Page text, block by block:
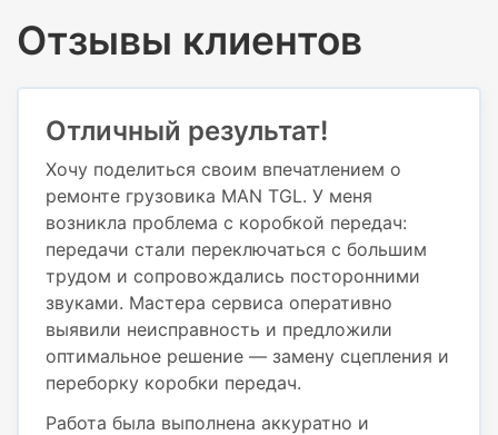
Отзывы клиентов
Отличный результат!
Хочу поделиться своим впечатлением о
ремонте грузовика MAN TGL. У меня
возникла проблема с коробкой передач:
передачи стали переключаться с большим
трудом и сопровождались посторонними
звуками. Мастера сервиса оперативно
выявили неисправность и предложили
оптимальное решение — замену сцепления и
переборку коробки передач.
Работа была выполнена аккуратно и